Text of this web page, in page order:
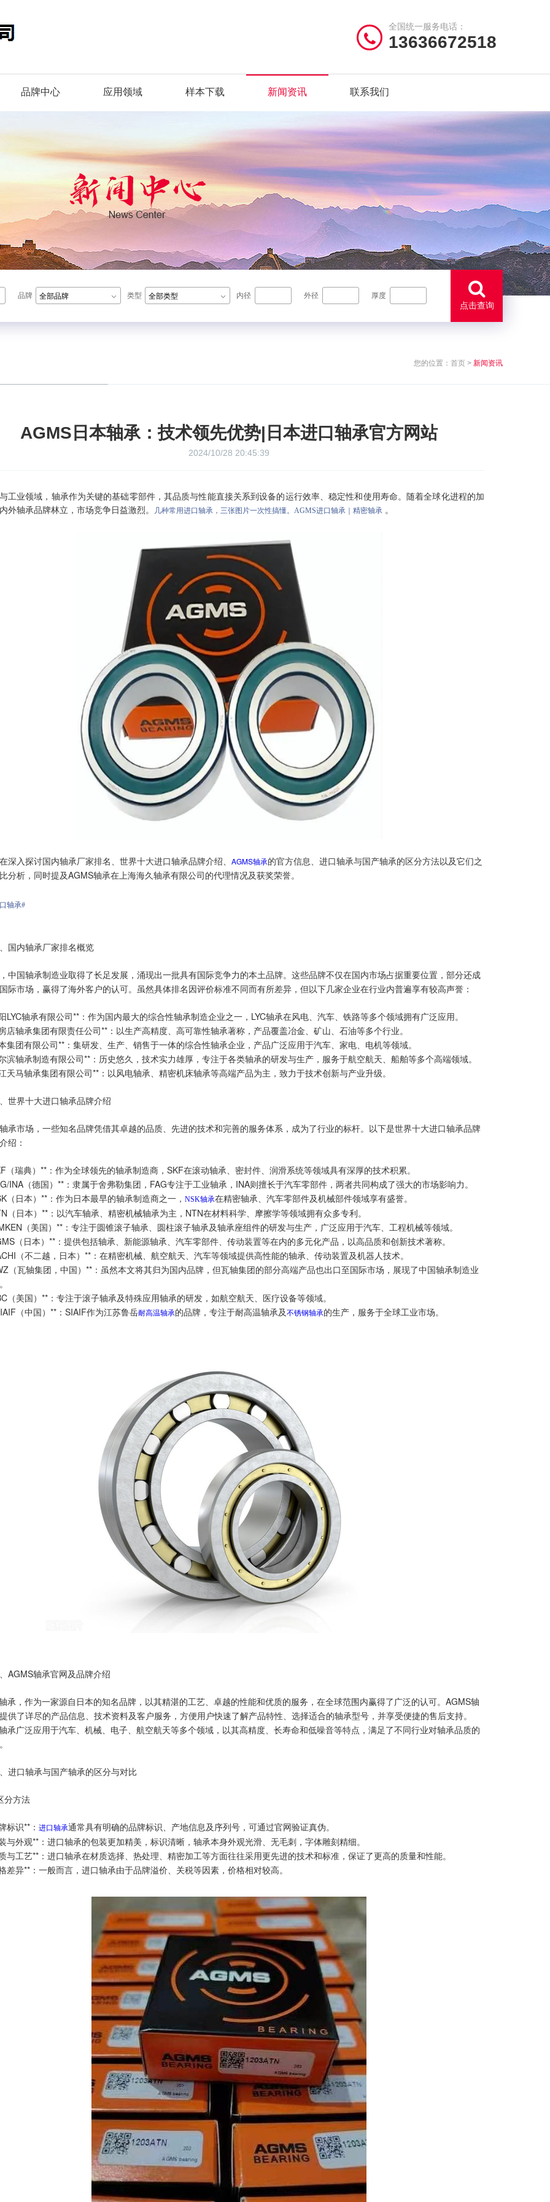
全国统一服务电话：
13636672518
品牌中心 应用领域 样本下载 新闻资讯 联系我们
品牌 全部品牌 类型 全部类型 内径 外径 厚度
点击查询
您的位置： 首页 > 新闻资讯
AGMS日本轴承：技术领先优势|日本进口轴承官方网站
2024/10/28 20:45:39
工业领域，轴承作为关键的基础零部件，其品质与性能直接关系到设备的运行效率、稳定性和使用寿命。随着全球化进程的加
外轴承品牌林立，市场竞争日益激烈。
几种常用进口轴承，三张图片一次性搞懂。AGMS进口轴承｜精密轴承 。
深入探讨国内轴承厂家排名、世界十大进口轴承品牌介绍、 AGMS轴承的官方信息、进口轴承与国产轴承的区分方法以及它们之
分析，同时提及AGMS轴承在上海海久轴承有限公司的代理情况及获奖荣誉。
轴承#
国内轴承厂家排名概览
中国轴承制造业取得了长足发展，涌现出一批具有国际竞争力的本土品牌。这些品牌不仅在国内市场占据重要位置，部分还成
际市场，赢得了海外客户的认可。虽然具体排名因评价标准不同而有所差异，但以下几家企业在行业内普遍享有较高声誉：
LYC轴承有限公司**：作为国内最大的综合性轴承制造企业之一，LYC轴承在风电、汽车、铁路等多个领域拥有广泛应用。
店轴承集团有限责任公司**：以生产高精度、高可靠性轴承著称，产品覆盖冶金、矿山、石油等多个行业。
集团有限公司**：集研发、生产、销售于一体的综合性轴承企业，产品广泛应用于汽车、家电、电机等领域。
滨轴承制造有限公司**：历史悠久，技术实力雄厚，专注于各类轴承的研发与生产，服务于航空航天、船舶等多个高端领域。
天马轴承集团有限公司**：以风电轴承、精密机床轴承等高端产品为主，致力于技术创新与产业升级。
世界十大进口轴承品牌介绍
承市场，一些知名品牌凭借其卓越的品质、先进的技术和完善的服务体系，成为了行业的标杆。以下是世界十大进口轴承品牌
绍：
（瑞典）**：作为全球领先的轴承制造商，SKF在滚动轴承、密封件、润滑系统等领域具有深厚的技术积累。
INA（德国）**：隶属于舍弗勒集团，FAG专注于工业轴承，INA则擅长于汽车零部件，两者共同构成了强大的市场影响力。
（日本）**：作为日本最早的轴承制造商之一， NSK轴承在精密轴承、汽车零部件及机械部件领域享有盛誉。
（日本）**：以汽车轴承、精密机械轴承为主，NTN在材料科学、摩擦学等领域拥有众多专利。
（美国）**：专注于圆锥滚子轴承、圆柱滚子轴承及轴承座组件的研发与生产，广泛应用于汽车、工程机械等领域。
（日本）**：提供包括轴承、新能源轴承、汽车零部件、传动装置等在内的多元化产品，以高品质和创新技术著称。
（不二越，日本）**：在精密机械、航空航天、汽车等领域提供高性能的轴承、传动装置及机器人技术。
（瓦轴集团，中国）**：虽然本文将其归为国内品牌，但瓦轴集团的部分高端产品也出口至国际市场，展现了中国轴承制造业
（美国）**：专注于滚子轴承及特殊应用轴承的研发，如航空航天、医疗设备等领域。
（中国）**： SIAIF作为江苏鲁岳耐高温轴承的品牌，专注于耐高温轴承及不锈钢轴承的生产，服务于全球工业市场。
AGMS轴承官网及品牌介绍
承，作为一家源自日本的知名品牌，以其精湛的工艺、卓越的性能和优质的服务，在全球范围内赢得了广泛的认可。AGMS轴
供了详尽的产品信息、技术资料及客户服务，方便用户快速了解产品特性、选择适合的轴承型号，并享受便捷的售后支持。
承广泛应用于汽车、机械、电子、航空航天等多个领域，以其高精度、长寿命和低噪音等特点，满足了不同行业对轴承品质的
进口轴承与国产轴承的区分与对比
分方法
标识**： 进口轴承通常具有明确的品牌标识、产地信息及序列号，可通过官网验证真伪。
与外观**：进口轴承的包装更加精美，标识清晰，轴承本身外观光滑、无毛刺，字体雕刻精细。
与工艺**：进口轴承在材质选择、热处理、精密加工等方面往往采用更先进的技术和标准，保证了更高的质量和性能。
差异**：一般而言，进口轴承由于品牌溢价、关税等因素，价格相对较高。